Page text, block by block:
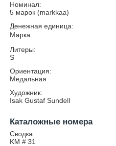
Номинал:
5 марок (markkaa)
Денежная единица:
Марка
Литеры:
S
Ориентация:
Медальная
Художник:
Isak Gustaf Sundell
Каталожные номера
Сводка:
KM # 31